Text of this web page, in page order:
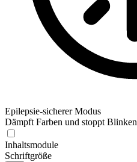
Epilepsie-sicherer Modus
Dämpft Farben und stoppt Blinken
Inhaltsmodule
Schriftgröße